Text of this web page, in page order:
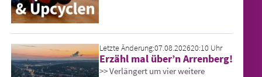
Letzte Änderung:07.08.202620:10 Uhr
Erzähl mal über’n Arrenberg!
>> Verlängert um vier weitere